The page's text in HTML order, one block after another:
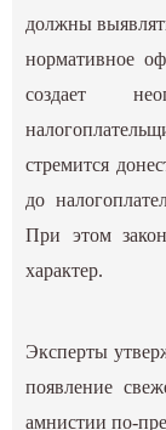
должны
нормативное
создает
стремится
до
При этом
характер.
Эксперты
появление
амнистии по-